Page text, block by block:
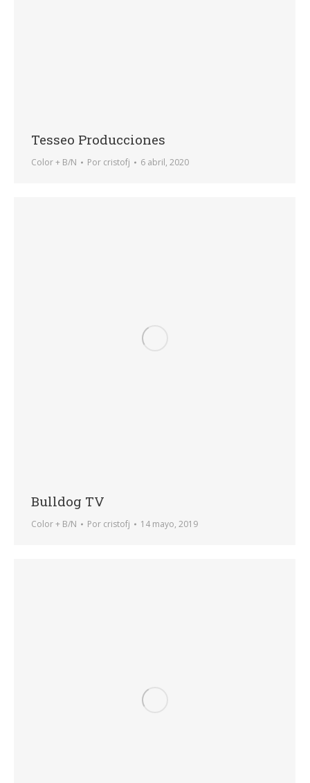
Tesseo Producciones
Color + B/N Por cristofj 6 abril, 2020
Bulldog TV
Color + B/N Por cristofj 14 mayo, 2019